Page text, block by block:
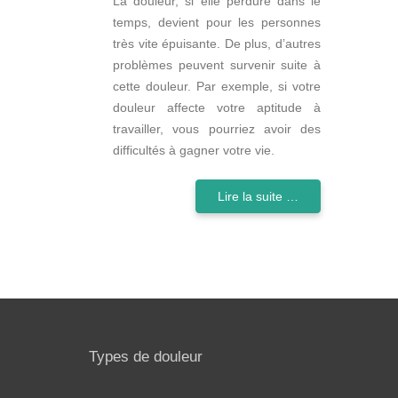
temps, devient pour les personnes
très vite épuisante. De plus, d’autres
problèmes peuvent survenir suite à
cette douleur. Par exemple, si votre
douleur affecte votre aptitude à
travailler, vous pourriez avoir des
difficultés à gagner votre vie.
Lire la suite …
Types de douleur